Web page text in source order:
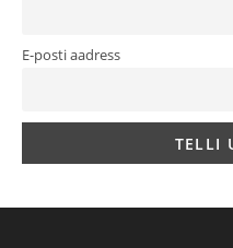
E-posti aadress